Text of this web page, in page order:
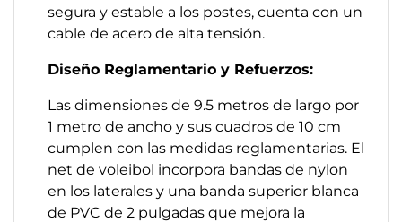
segura y estable a los postes, cuenta con un
cable de acero de alta tensión.
Diseño Reglamentario y Refuerzos:
Las dimensiones de 9.5 metros de largo por
1 metro de ancho y sus cuadros de 10 cm
cumplen con las medidas reglamentarias. El
net de voleibol incorpora bandas de nylon
en los laterales y una banda superior blanca
de PVC de 2 pulgadas que mejora la